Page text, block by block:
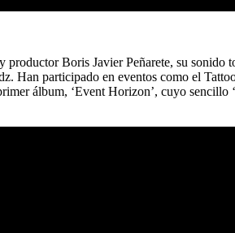
productor Boris Javier Peñarete, su sonido
Han participado en eventos como el
álbum, ‘Event Horizon’, cuyo sencillo